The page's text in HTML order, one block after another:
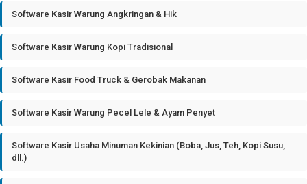
Software Kasir Warung Angkringan & Hik
Software Kasir Warung Kopi Tradisional
Software Kasir Food Truck & Gerobak Makanan
Software Kasir Warung Pecel Lele & Ayam Penyet
Software Kasir Usaha Minuman Kekinian (Boba, Jus, Teh, Kopi Susu,
dll.)